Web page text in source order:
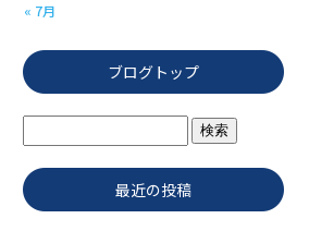
« 7月
ブログトップ
最近の投稿